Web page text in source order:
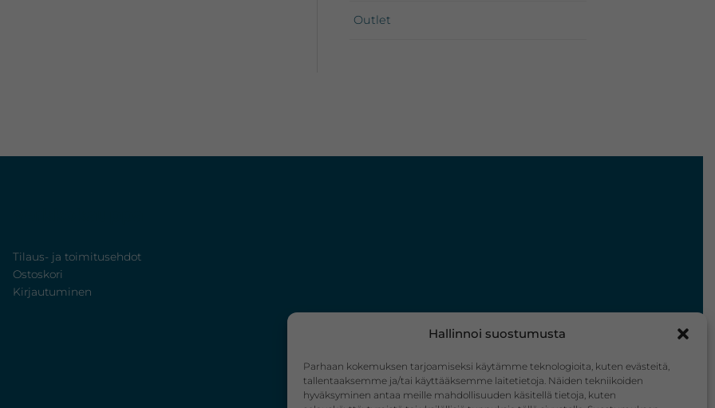
Hallinnoi suostumusta
Parhaan kokemuksen tarjoamiseksi käytämme teknologioita, kuten evästeitä,
tallentaaksemme ja/tai käyttääksemme laitetietoja. Näiden tekniikoiden
hyväksyminen antaa meille mahdollisuuden käsitellä tietoja, kuten
Outlet
Tilaus- ja toimitusehdot
Ostoskori
Kirjautuminen